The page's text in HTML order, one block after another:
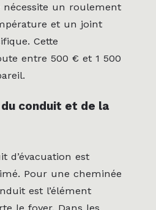
un roulement
et un joint
Cette
entre 500 € et 1 500
conduit et de la
d’évacuation est
Pour une cheminée
est l’élément